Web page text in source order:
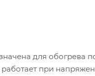
для обогрева
при